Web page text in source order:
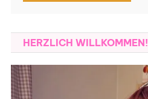
HERZLICH WILLKOMMEN!